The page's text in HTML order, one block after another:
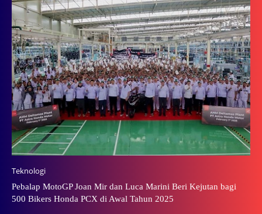
Teknologi
Pebalap MotoGP Joan Mir dan Luca Marini Beri Kejutan bagi
500 Bikers Honda PCX di Awal Tahun 2025